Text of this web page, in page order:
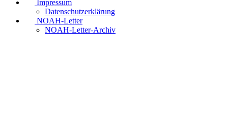
Impressum
Datenschutzerklärung
NOAH-Letter
NOAH-Letter-Archiv